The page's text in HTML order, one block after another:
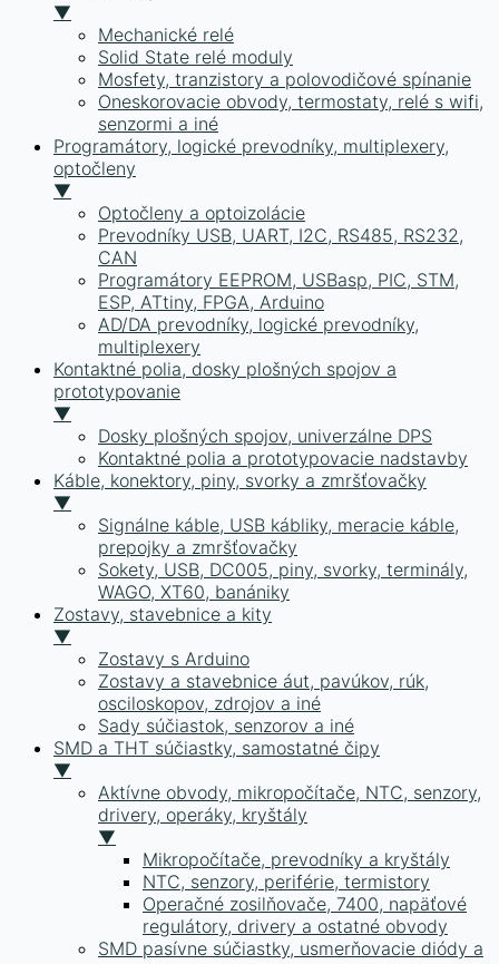
▼
Mechanické relé
Solid State relé moduly
Mosfety, tranzistory a polovodičové spínanie
Oneskorovacie obvody, termostaty, relé s wifi,
senzormi a iné
Programátory, logické prevodníky, multiplexery,
optočleny
▼
Optočleny a optoizolácie
Prevodníky USB, UART, I2C, RS485, RS232,
CAN
Programátory EEPROM, USBasp, PIC, STM,
ESP, ATtiny, FPGA, Arduino
AD/DA prevodníky, logické prevodníky,
multiplexery
Kontaktné polia, dosky plošných spojov a
prototypovanie
▼
Dosky plošných spojov, univerzálne DPS
Kontaktné polia a prototypovacie nadstavby
Káble, konektory, piny, svorky a zmršťovačky
▼
Signálne káble, USB kábliky, meracie káble,
prepojky a zmršťovačky
Sokety, USB, DC005, piny, svorky, terminály,
WAGO, XT60, banániky
Zostavy, stavebnice a kity
▼
Zostavy s Arduino
Zostavy a stavebnice áut, pavúkov, rúk,
osciloskopov, zdrojov a iné
Sady súčiastok, senzorov a iné
SMD a THT súčiastky, samostatné čipy
▼
Aktívne obvody, mikropočítače, NTC, senzory,
drivery, operáky, kryštály
▼
Mikropočítače, prevodníky a kryštály
NTC, senzory, periférie, termistory
Operačné zosilňovače, 7400, napäťové
regulátory, drivery a ostatné obvody
SMD pasívne súčiastky, usmerňovacie diódy a